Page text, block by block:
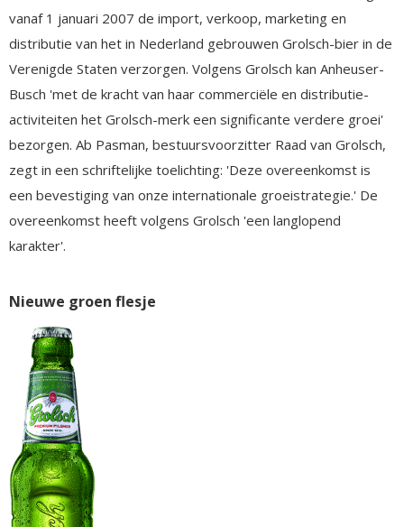
vanaf 1 januari 2007 de import, verkoop, marketing en
distributie van het in Nederland gebrouwen Grolsch-bier in de
Verenigde Staten verzorgen. Volgens Grolsch kan Anheuser-
Busch 'met de kracht van haar commerciële en distributie-
activiteiten het Grolsch-merk een significante verdere groei'
bezorgen. Ab Pasman, bestuursvoorzitter Raad van Grolsch,
zegt in een schriftelijke toelichting: 'Deze overeenkomst is
een bevestiging van onze internationale groeistrategie.' De
overeenkomst heeft volgens Grolsch 'een langlopend
karakter'.
Nieuwe groen flesje